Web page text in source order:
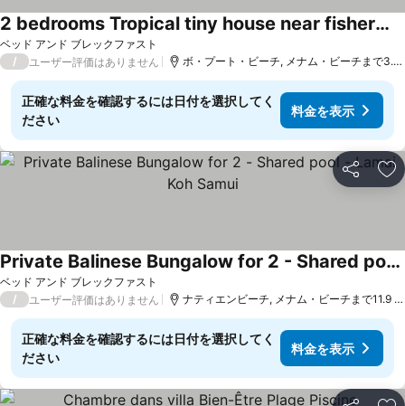
ベッド アンド ブレックファスト
2 bedrooms Tropical tiny house near fisherman's village
/ ユーザー評価はありません ボ・プート・ビーチ, メナム・ビーチまで3.4 km
正確な料金を確認するには日付を選択してく
ださい
料金を表示
シェア お
ベッド アンド ブレックファスト
Private Balinese Bungalow for 2 - Shared pool - Lamai Koh Samui
/ ユーザー評価はありません ナティエンビーチ, メナム・ビーチまで11.9 km
正確な料金を確認するには日付を選択してく
ださい
料金を表示